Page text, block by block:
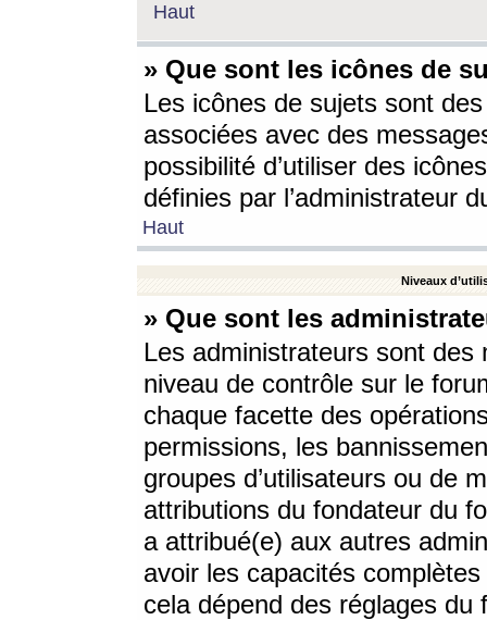
Haut
» Que sont les icônes de
Les icônes de sujets sont
associées avec des
possibilité d’utiliser des
définies par l’administrateur
Haut
Niveaux
» Que sont les
Les administrateurs sont
niveau de contrôle sur le
chaque facette des
permissions, les
groupes d’utilisateurs ou de
attributions du fondateur du
a attribué(e) aux autres
avoir les capacités
cela dépend des réglages du